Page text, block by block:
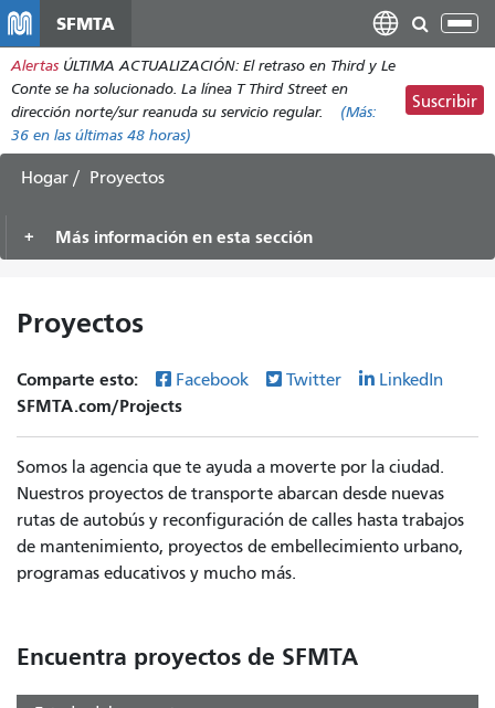
contenido
principal
SFMTA
Alertas ÚLTIMA ACTUALIZACIÓN: El retraso en Third y Le
Conte se ha solucionado. La línea T Third Street en
dirección norte/sur reanuda su servicio regular.
(Más:
36 en las últimas 48 horas)
Suscribir
Hogar Proyectos
Más información en esta sección
Proyectos
Comparte esto: Facebook Twitter LinkedIn
SFMTA.com/Projects
Somos la agencia que te ayuda a moverte por la ciudad.
Nuestros proyectos de transporte abarcan desde nuevas
rutas de autobús y reconfiguración de calles hasta trabajos
de mantenimiento, proyectos de embellecimiento urbano,
programas educativos y mucho más.
Encuentra proyectos de SFMTA